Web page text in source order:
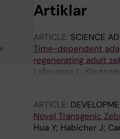
Artiklar
ARTICLE: SCIENCE
Time-dependent
regenerating adult
Lafouasse L;
ARTICLE:
Novel Transgenic
Hua Y; Habicher J;